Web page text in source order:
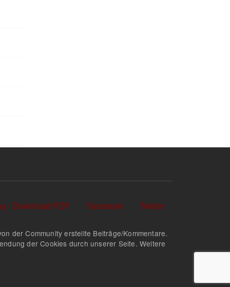
- Download PDF Facebook Twitter
der Community erstellte Beiträge/Kommentare.
der Cookies durch unserer Seite. Weitere